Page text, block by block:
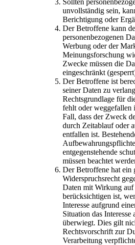
Sollten
unvollständig sein,
Berichtigung oder
Der Betroffene kann
personenbezogenen
Werbung oder der
Meinungsforschung
Zwecke müssen die
eingeschränkt
Der Betroffene ist
seiner Daten zu
Rechtsgrundlage für
fehlt oder weggefallen
Fall, dass der Zweck
durch Zeitablauf oder
entfallen ist.
entgegenstehende
müssen beachtet
Der Betroffene hat ein
Widerspruchsrecht
Daten mit Wirkung
berücksichtigen ist,
Interesse aufgrund
Situation das Interesse
überwiegt. Dies gilt
Rechtsvorschrift zur
Verarbeitung